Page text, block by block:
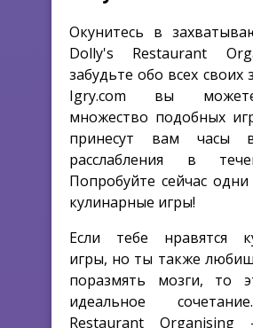
Окунитесь в
Dolly's Restaurant
забудьте обо всех своих
Igry.com вы
множество подобных
принесут вам часы
расслабления в
Попробуйте сейчас
кулинарные игры!
Если тебе нравятся
игры, но ты также
поразмять мозги, то
идеальное
Restaurant